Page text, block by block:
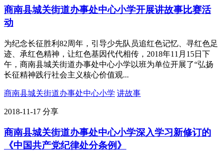
商南县城关街道办事处中心小学开展讲故事比赛活
动
为纪念长征胜利82周年，引导少先队员追红色记忆、寻红色足
迹、承红色精神，让红色基因代代相传，2018年11月15日下
午，商南县城关街道办事处中心小学以班为单位开展了“弘扬
长征精神践行社会主义核心价值观...
商南县城关街道办事处中心小学 讲故事
2018-11-17 分享
商南县城关街道办事处中心小学深入学习新修订的
《中国共产党纪律处分条例》